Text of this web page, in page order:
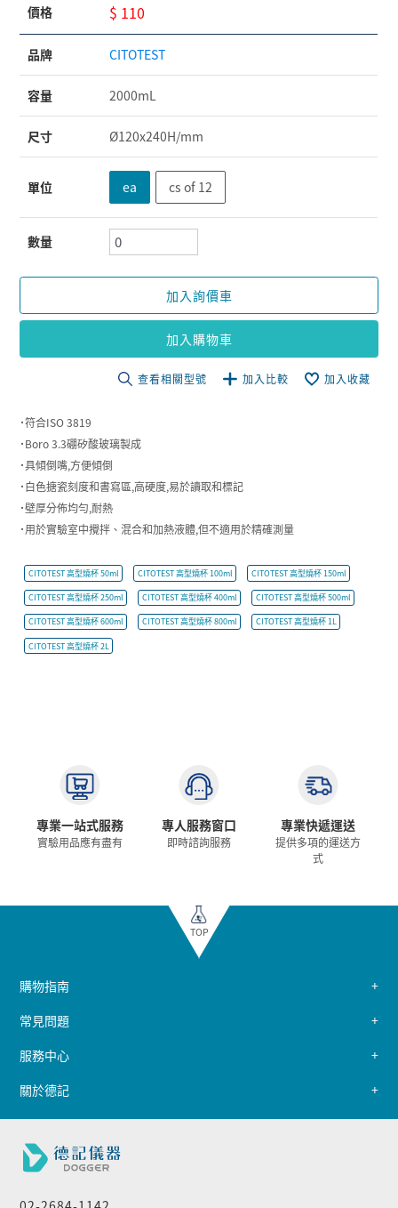
價格 $ 110
品牌 CITOTEST
容量 2000mL
尺寸 Ø120x240H/mm
單位 ea cs of 12
數量
加入詢價車
加入購物車
查看相關型號 加入比較 加入收藏
˙符合ISO 3819
˙Boro 3.3硼矽酸玻璃製成
˙具傾倒嘴,方便傾倒
˙白色搪瓷刻度和書寫區,高硬度,易於讀取和標記
˙壁厚分佈均勻,耐熱
˙用於實驗室中攪拌、混合和加熱液體,但不適用於精確測量
CITOTEST 高型燒杯 50ml CITOTEST 高型燒杯 100ml CITOTEST 高型燒杯 150ml
CITOTEST 高型燒杯 250ml CITOTEST 高型燒杯 400ml CITOTEST 高型燒杯 500ml
CITOTEST 高型燒杯 600ml CITOTEST 高型燒杯 800ml CITOTEST 高型燒杯 1L
CITOTEST 高型燒杯 2L
專業一站式服務
實驗用品應有盡有
專人服務窗口
即時諮詢服務
專業快遞運送
提供多項的運送方
式
TOP
購物指南
常見問題
服務中心
關於德記